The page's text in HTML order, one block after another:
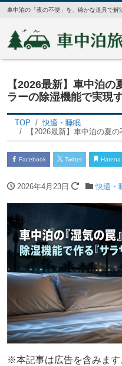
車中泊の「夜の不便」を、確かな道具で解
【2026最新】車中泊
ラーの除湿機能で実現
TOP
快適・睡眠
【2026最新】車中泊の夏の不快な湿度を解
Facebook Twitter Hatena
2026年4月23日 快適・
※本記事は広告を含みます